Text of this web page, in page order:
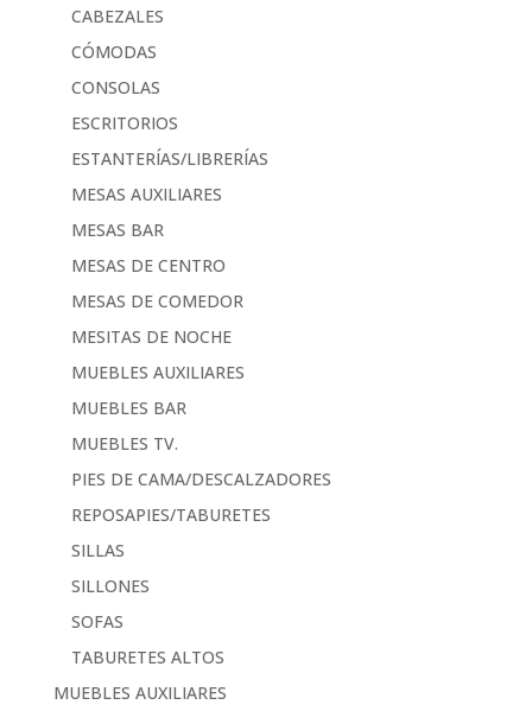
CABEZALES
CÓMODAS
CONSOLAS
ESCRITORIOS
ESTANTERÍAS/LIBRERÍAS
MESAS AUXILIARES
MESAS BAR
MESAS DE CENTRO
MESAS DE COMEDOR
MESITAS DE NOCHE
MUEBLES AUXILIARES
MUEBLES BAR
MUEBLES TV.
PIES DE CAMA/DESCALZADORES
REPOSAPIES/TABURETES
SILLAS
SILLONES
SOFAS
TABURETES ALTOS
MUEBLES AUXILIARES